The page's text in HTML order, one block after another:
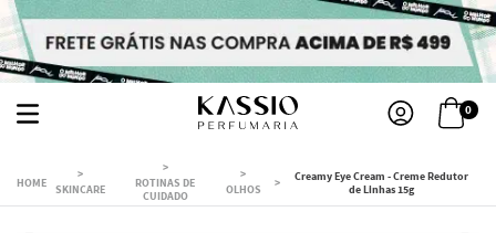
0
SKINCARE
ROTINAS DE
CUIDADO
OLHOS
Creamy Eye Cream - Creme Redutor
de Linhas 15g